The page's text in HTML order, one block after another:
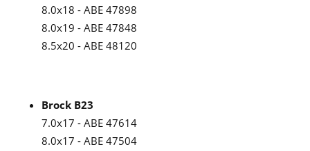
8.0x18 - ABE 47898
8.0x19 - ABE 47848
8.5x20 - ABE 48120
Brock B23
7.0x17 - ABE 47614
8.0x17 - ABE 47504